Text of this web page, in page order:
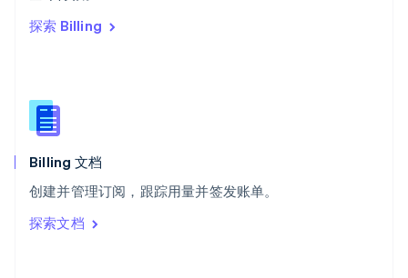
探索 Billing
Billing 文档
创建并管理订阅，跟踪用量并签发账单。
探索文档
English
西班牙
新西兰
English
匈牙利
English
ItalianoEnglish
印度
English